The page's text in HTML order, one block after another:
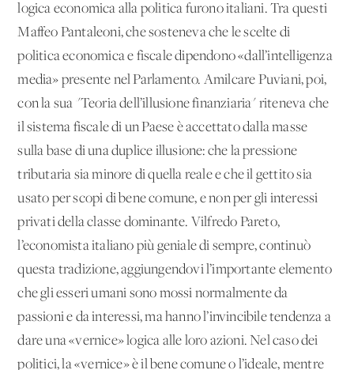
logica economica alla politica furono italiani. Tra questi
Maffeo Pantaleoni, che sosteneva che le scelte di
politica economica e fiscale dipendono «dall’intelligenza
media» presente nel Parlamento. Amilcare Puviani, poi,
con la sua "Teoria dell’illusione finanziaria" riteneva che
il sistema fiscale di un Paese è accettato dalla masse
sulla base di una duplice illusione: che la pressione
tributaria sia minore di quella reale e che il gettito sia
usato per scopi di bene comune, e non per gli interessi
privati della classe dominante. Vilfredo Pareto,
l’economista italiano più geniale di sempre, continuò
questa tradizione, aggiungendovi l’importante elemento
che gli esseri umani sono mossi normalmente da
passioni e da interessi, ma hanno l’invincibile tendenza a
dare una «vernice» logica alle loro azioni. Nel caso dei
politici, la «vernice» è il bene comune o l’ideale, mentre